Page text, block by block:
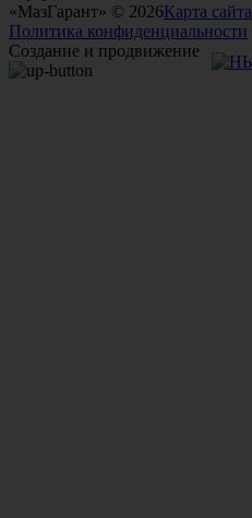
«МазГарант» © 2026Карта сайта
Политика конфиденциальности
Создание и продвижение